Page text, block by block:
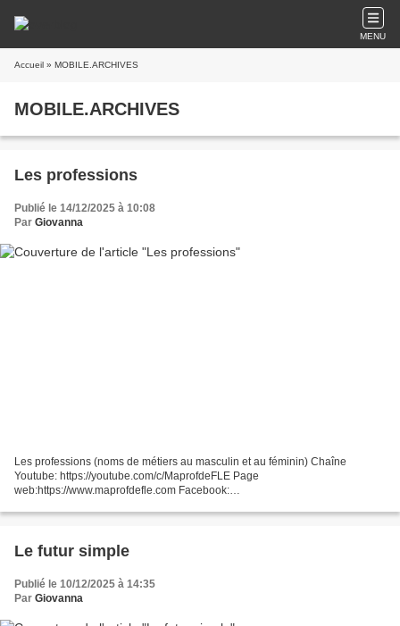
MENU
Accueil » MOBILE.ARCHIVES
MOBILE.ARCHIVES
Les professions
Publié le 14/12/2025 à 10:08
Par Giovanna
Les professions (noms de métiers au masculin et au féminin) Chaîne
Youtube: https://youtube.com/c/MaprofdeFLE​ Page
web:https://www.maprofdefle.com Facebook:
https://toutenfrancais.tv/professions-en-francais...
Le futur simple
Publié le 10/12/2025 à 14:35
Par Giovanna